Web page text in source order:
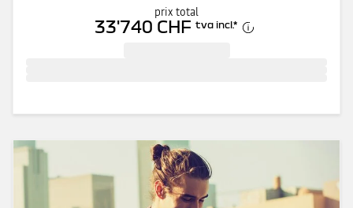
prix total
33'740 CHF tva incl.*